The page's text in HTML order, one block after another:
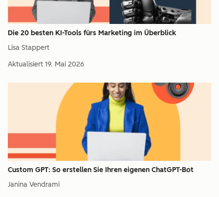
Die 20 besten KI-Tools fürs Marketing im Überblick
Lisa Stappert
Aktualisiert 19. Mai 2026
Custom GPT: So erstellen Sie Ihren eigenen ChatGPT-Bot
Janina Vendrami